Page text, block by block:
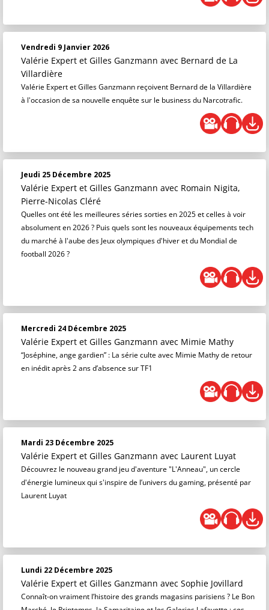
Vendredi 9 Janvier 2026
Valérie Expert et Gilles Ganzmann avec Bernard de La
Villardière
Valérie Expert et Gilles Ganzmann reçoivent Bernard de la Villardière
à l'occasion de sa nouvelle enquête sur le business du Narcotrafic.
Jeudi 25 Décembre 2025
Valérie Expert et Gilles Ganzmann avec Romain Nigita,
Pierre-Nicolas Cléré
Quelles ont été les meilleures séries sorties en 2025 et celles à voir
absolument en 2026 ? Puis quels sont les nouveaux équipements tech
du marché à l'aube des Jeux olympiques d'hiver et du Mondial de
football 2026 ?
Mercredi 24 Décembre 2025
Valérie Expert et Gilles Ganzmann avec Mimie Mathy
“Joséphine, ange gardien” : La série culte avec Mimie Mathy de retour
en inédit après 2 ans d’absence sur TF1
Mardi 23 Décembre 2025
Valérie Expert et Gilles Ganzmann avec Laurent Luyat
Découvrez le nouveau grand jeu d'aventure "L'Anneau", un cercle
d'énergie lumineux qui s'inspire de l’univers du gaming, présenté par
Laurent Luyat
Lundi 22 Décembre 2025
Valérie Expert et Gilles Ganzmann avec Sophie Jovillard
Connaît-on vraiment l’histoire des grands magasins parisiens ? Le Bon